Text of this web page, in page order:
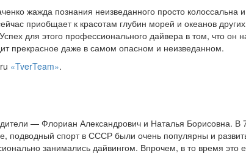
жажда познания неизведанного просто колоссальна и
приобщает к красотам глубин морей и океанов
для этого профессионального дайвера в том, что он
прекрасное даже в самом опасном и неизведанном.
«TverTeam».
— Флориан Александрович и Наталья Борисовна. В
подводный спорт в СССР были очень популярны и
занимались дайвингом. Впрочем, в то время это